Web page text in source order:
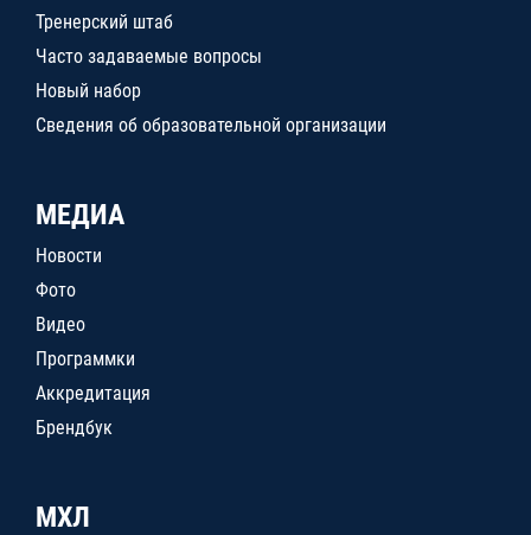
Тренерский штаб
Часто задаваемые вопросы
Новый набор
Сведения об образовательной организации
МЕДИА
Новости
Фото
Видео
Программки
Аккредитация
Брендбук
МХЛ